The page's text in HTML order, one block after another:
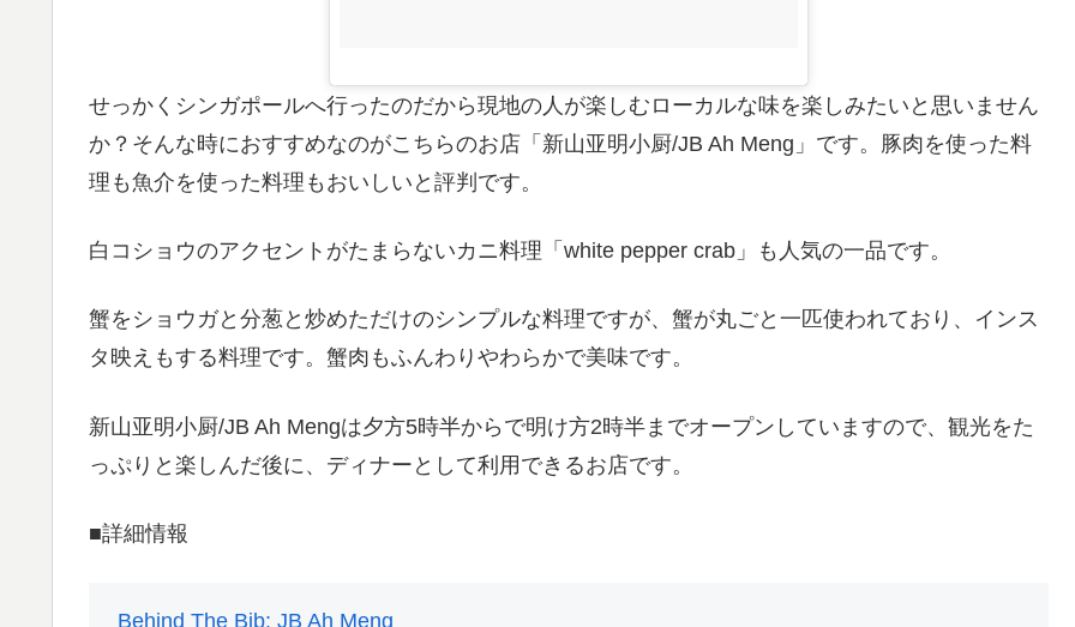
せっかくシンガポールへ行ったのだから現地の人が楽しむローカルな味を楽しみたいと思いません
か？そんな時におすすめなのがこちらのお店「新山亚明小厨/JB Ah Meng」です。豚肉を使った料
理も魚介を使った料理もおいしいと評判です。
白コショウのアクセントがたまらないカニ料理「white pepper crab」も人気の一品です。
蟹をショウガと分葱と炒めただけのシンプルな料理ですが、蟹が丸ごと一匹使われており、インス
タ映えもする料理です。蟹肉もふんわりやわらかで美味です。
新山亚明小厨/JB Ah Mengは夕方5時半からで明け方2時半までオープンしていますので、観光をた
っぷりと楽しんだ後に、ディナーとして利用できるお店です。
■詳細情報
Behind The Bib: JB Ah Meng